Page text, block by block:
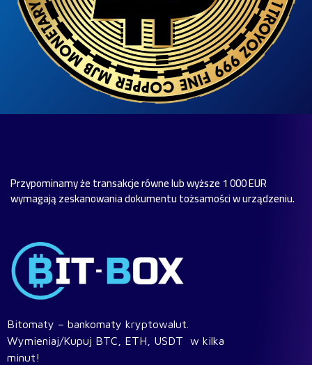
Przypominamy że transakcje równe lub wyższe 1 000 EUR
wymagają zeskanowania dokumentu tożsamości w urządzeniu.
Bitomaty – bankomaty kryptowalut.
Wymieniaj/Kupuj BTC, ETH, USDT w kilka
minut!